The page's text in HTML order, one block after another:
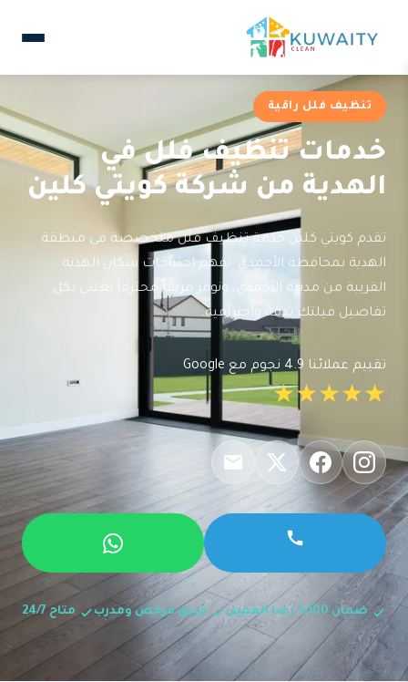
تنظيف فلل راقية
خدمات تنظيف فلل في
الهدية من شركة كويتي كلين
تقدم كويتي كلين خدمة تنظيف فلل متخصصة في منطقة
الهدية بمحافظة الأحمدي. نفهم احتياجات سكان الهدية
القريبة من مدينة الأحمدي، ونوفر فريقاً محترفاً يعتني بكل
تفاصيل فيلتك بدقة واحترافية.
تقييم عملائنا 4.9 نجوم مع Google
★★★★★
ضمان 100% رضا العميل فريق مرخص ومدرب متاح 24/7